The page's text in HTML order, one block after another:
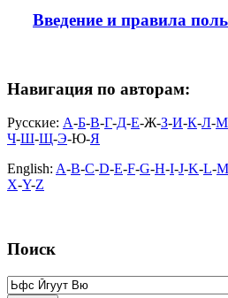
Введение и правила
Навигация по авторам:
Русские: А-Б-В-Г-Д-Е-Ж-З-И-К-Л-М
Ч-Ш-Щ-Э-Ю-Я
English: A-B-C-D-E-F-G-H-I-J-K-L-M
X-Y-Z
Поиск